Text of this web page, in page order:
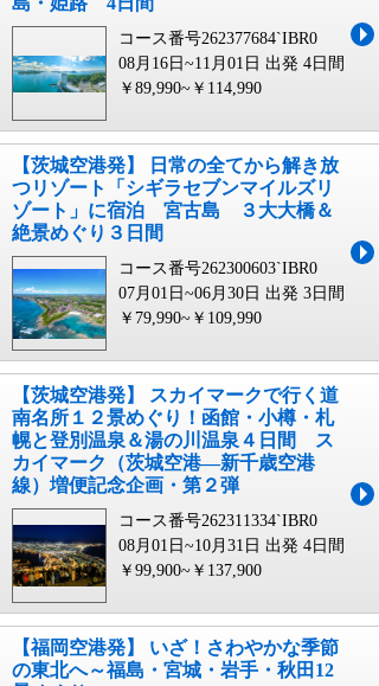
コース番号262377684`IBR0
08月16日~11月01日 出発 4日間
￥89,990~￥114,990
【茨城空港発】 日常の全てから解き放
つリゾート「シギラセブンマイルズリ
ゾート」に宿泊 宮古島 ３大大橋＆
絶景めぐり３日間
コース番号262300603`IBR0
07月01日~06月30日 出発 3日間
￥79,990~￥109,990
【茨城空港発】 スカイマークで行く道
南名所１２景めぐり！函館・小樽・札
幌と登別温泉＆湯の川温泉４日間 ス
カイマーク（茨城空港―新千歳空港
線）増便記念企画・第２弾
コース番号262311334`IBR0
08月01日~10月31日 出発 4日間
￥99,900~￥137,900
【福岡空港発】 いざ！さわやかな季節
の東北へ～福島・宮城・岩手・秋田12